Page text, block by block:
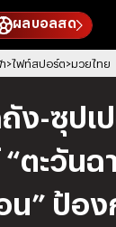
ผลบอลสด
ไฟท์สปอร์ต มวยไทย
ง-ซุปเ
“ตะวันฉ
น” ป้อ